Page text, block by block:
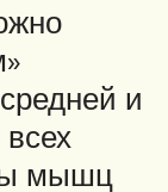
и
мышц